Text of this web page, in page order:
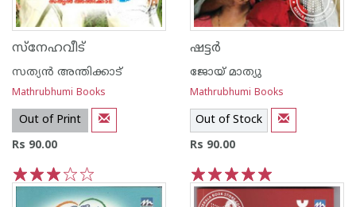
സ്‌നേഹവീട്‌
സത്യന്‍ അന്തിക്കാട്‌
Mathrubhumi Books
Out of Print
Rs 90.00
5
4
3
2
1
ഷട്ടര്‍
ജോയ് മാത്യു
Mathrubhumi Books
Out of Stock
Rs 90.00
5
4
3
2
1